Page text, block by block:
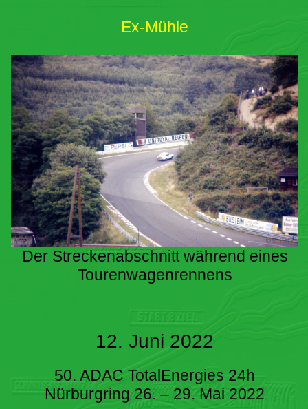
Ex-Mühle
Der Streckenabschnitt während eines
Tourenwagenrennens
12. Juni 2022
50. ADAC TotalEnergies 24h
Nürburgring 26. – 29. Mai 2022